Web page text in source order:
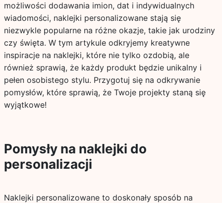
możliwości dodawania imion, dat i indywidualnych
wiadomości, naklejki personalizowane stają się
niezwykle popularne na różne okazje, takie jak urodziny
czy święta. W tym artykule odkryjemy kreatywne
inspiracje na naklejki, które nie tylko ozdobią, ale
również sprawią, że każdy produkt będzie unikalny i
pełen osobistego stylu. Przygotuj się na odkrywanie
pomysłów, które sprawią, że Twoje projekty staną się
wyjątkowe!
Pomysły na naklejki do
personalizacji
Naklejki personalizowane to doskonały sposób na